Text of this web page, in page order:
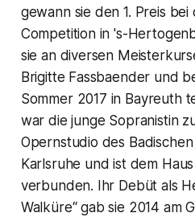
gewann sie den 1. Preis
Competition in 's-
sie an diversen
Brigitte Fassbaender und
Sommer 2017 in Bayreuth
war die junge Sopranistin
Opernstudio des
Karlsruhe und ist dem
verbunden. Ihr Debüt als
Walküre“ gab sie 2014 am